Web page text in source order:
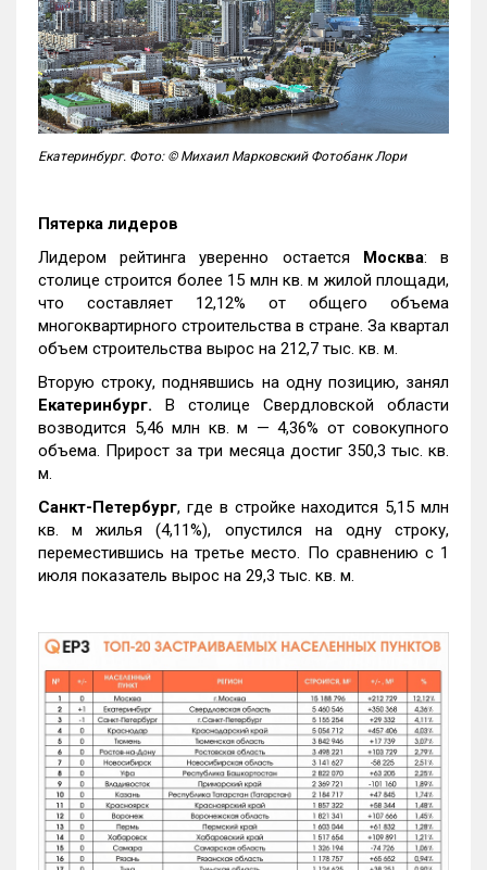
Екатеринбург. Фото: © Михаил Марковский Фотобанк Лори
Пятерка лидеров
Лидером рейтинга уверенно остается Москва: в
столице строится более 15 млн кв. м жилой площади,
что составляет 12,12% от общего объема
многоквартирного строительства в стране. За квартал
объем строительства вырос на 212,7 тыс. кв. м.
Вторую строку, поднявшись на одну позицию, занял
Екатеринбург. В столице Свердловской области
возводится 5,46 млн кв. м — 4,36% от совокупного
объема. Прирост за три месяца достиг 350,3 тыс. кв.
м.
Санкт-Петербург, где в стройке находится 5,15 млн
кв. м жилья (4,11%), опустился на одну строку,
переместившись на третье место. По сравнению с 1
июля показатель вырос на 29,3 тыс. кв. м.